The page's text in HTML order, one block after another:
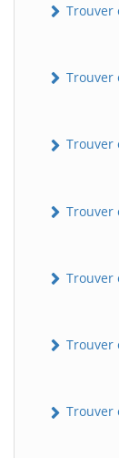
Trouver
Trouver
Trouver
Trouver
Trouver
Trouver
Trouver
B